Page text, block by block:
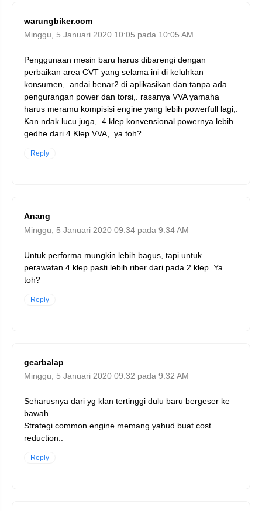
warungbiker.com
Minggu, 5 Januari 2020 10:05 pada 10:05 AM
Penggunaan mesin baru harus dibarengi dengan
perbaikan area CVT yang selama ini di keluhkan
konsumen,. andai benar2 di aplikasikan dan tanpa ada
pengurangan power dan torsi,. rasanya VVA yamaha
harus meramu kompisisi engine yang lebih powerfull lagi,.
Kan ndak lucu juga,. 4 klep konvensional powernya lebih
gedhe dari 4 Klep VVA,. ya toh?
Reply
Anang
Minggu, 5 Januari 2020 09:34 pada 9:34 AM
Untuk performa mungkin lebih bagus, tapi untuk
perawatan 4 klep pasti lebih riber dari pada 2 klep. Ya
toh?
Reply
gearbalap
Minggu, 5 Januari 2020 09:32 pada 9:32 AM
Seharusnya dari yg klan tertinggi dulu baru bergeser ke
bawah.
Strategi common engine memang yahud buat cost
reduction..
Reply